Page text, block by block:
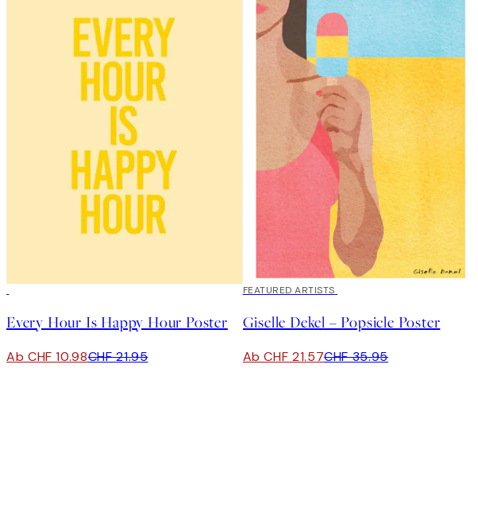
Every Hour Is Happy Hour Poster
Ab CHF 10.98CHF 21.95
40%*
FEATURED ARTISTS
Giselle Dekel – Popsicle Poster
Ab CHF 21.57CHF 35.95